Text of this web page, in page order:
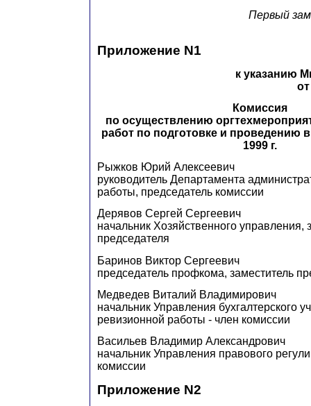
Первый
Приложение N1
к указанию
Комиссия
по осуществлению
работ по подготовке и проведению
1999 г.
Рыжков Юрий Алексеевич
руководитель Департамента
работы, председатель комиссии
Дерявов Сергей Сергеевич
начальник Хозяйственного управления,
председателя
Баринов Виктор Сергеевич
председатель профкома, заместитель
Медведев Виталий Владимирович
начальник Управления бухгалтерского
ревизионной работы - член комиссии
Васильев Владимир Александрович
начальник Управления правового
комиссии
Приложение N2